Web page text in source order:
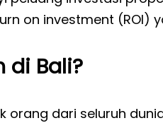
on investment (ROI)
di Bali?
orang dari seluruh